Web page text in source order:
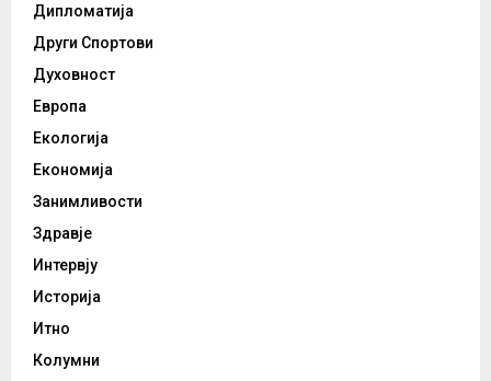
Дипломатија
Други Спортови
Духовност
Европа
Екологија
Економија
Занимливости
Здравје
Интервју
Историја
Итно
Колумни